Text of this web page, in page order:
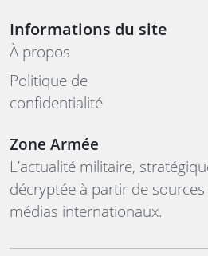
Informations du site
À propos
Politique de
confidentialité
Zone Armée
L’actualité militaire,
décryptée à partir de
médias internationaux.